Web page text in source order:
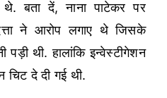
बता दें, नाना पाटेकर पर
ने आरोप लगाए थे जिसके
थी. हालांकि इन्वेस्टीगेशन
चिट दे दी गई थी.